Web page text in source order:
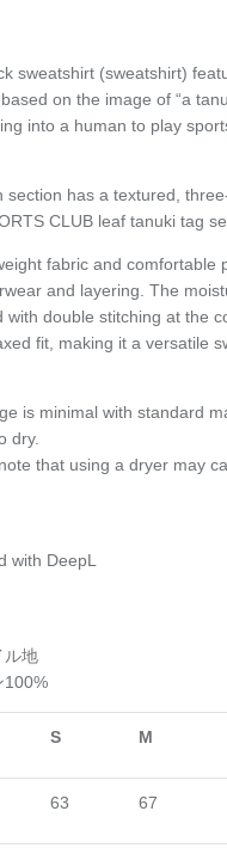
sweatshirt (sweatshirt)
on the image of “a
into a human to play
section has a textured,
CLUB leaf tanuki tag
fabric and comfortable
and layering. The
with double stitching at the
fit, making it a versatile
is minimal with standard
dry.
that using a dryer may
with DeepL
ル地
100%
S M
63 67